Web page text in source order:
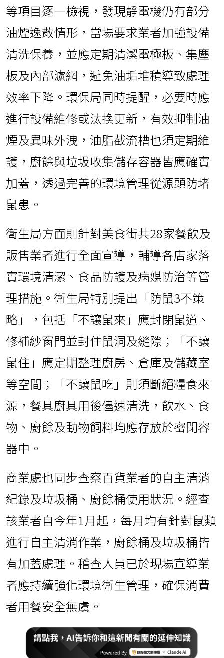
等項目逐一檢視，發現靜電機仍有部分
油煙逸散情形，當場要求業者加強設備
清洗保養，並應定期清潔電極板、集塵
板及內部濾網，避免油垢堆積導致處理
效率下降。環保局同時提醒，必要時應
進行設備維修或汰換更新，有效抑制油
煙及異味外洩，油脂截流槽也須定期維
護，廚餘與垃圾收集儲存容器皆應確實
加蓋，透過完善的環境管理從源頭防堵
鼠患。
衛生局方面則針對美食街共28家餐飲及
販售業者進行全面宣導，輔導各店家落
實環境清潔、食品防護及病媒防治等管
理措施。衛生局特別提出「防鼠3不策
略」，包括「不讓鼠來」應封閉鼠道、
修補紗窗門並封住鼠洞及縫隙；「不讓
鼠住」應定期整理廚房、倉庫及儲藏室
等空間；「不讓鼠吃」則須斷絕糧食來
源，餐具廚具用後儘速清洗，飲水、食
物、廚餘及動物飼料均應存放於密閉容
器中。
商業處也同步查察百貨業者的自主清消
紀錄及垃圾桶、廚餘桶使用狀況。經查
該業者自今年1月起，每月均有針對鼠類
進行自主清消作業，廚餘桶及垃圾桶皆
有加蓋處理。稽查人員已於現場宣導業
者應持續強化環境衛生管理，確保消費
者用餐安全無虞。